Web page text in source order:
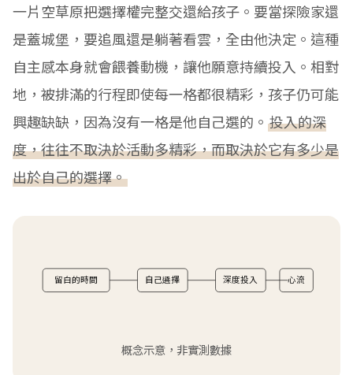
一片空草原把選擇權完整交還給孩子。要當探險家還
是蓋城堡，要追風還是躺著看雲，全由他決定。這種
自主感本身就會餵養動機，讓他願意持續投入。相對
地，被排滿的行程即使每一格都很精彩，孩子仍可能
興趣缺缺，因為沒有一格是他自己選的。 投入的深
度，往往不取決於活動多精彩，而取決於它有多少是
出於自己的選擇。
留白的時間 自己選擇 深度投入 心流
概念示意，非實測數據